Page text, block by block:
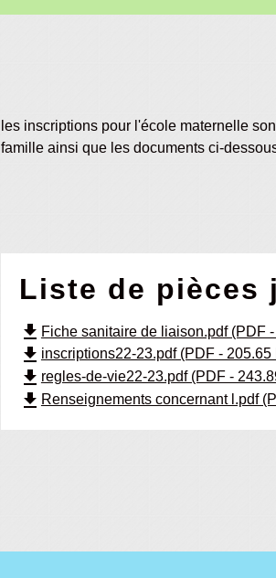
les inscriptions pour l'école maternelle
famille ainsi que les documents ci-
Liste de pièces
file_download Fiche sanitaire de liaison.pdf (PDF
file_download inscriptions22-23.pdf (PDF - 205.65
file_download regles-de-vie22-23.pdf (PDF -
file_download Renseignements concernant l.pdf